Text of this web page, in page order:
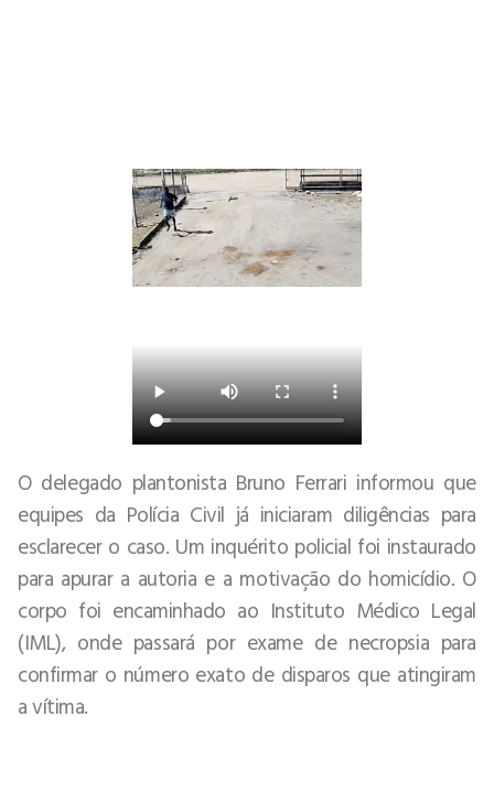
O delegado plantonista Bruno Ferrari informou que
equipes da Polícia Civil já iniciaram diligências para
esclarecer o caso. Um inquérito policial foi instaurado
para apurar a autoria e a motivação do homicídio. O
corpo foi encaminhado ao Instituto Médico Legal
(IML), onde passará por exame de necropsia para
confirmar o número exato de disparos que atingiram
a vítima.